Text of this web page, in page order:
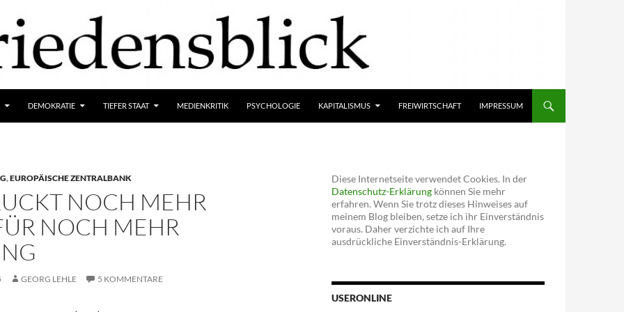
DEMOKRATIE TIEFER STAAT MEDIENKRITIK PSYCHOLOGIE KAPITALISMUS FREIWIRTSCHAFT IMPRESSUM
,EUROPÄISCHE ZENTRALBANK
NOCH MEHR
NOCH MEHR
GEORG LEHLE 5 KOMMENTARE
Diese Internetseite verwendet Cookies. In der
Datenschutz-Erklärung können Sie mehr
erfahren. Wenn Sie trotz dieses Hinweises auf
meinem Blog bleiben, setze ich ihr Einverständnis
voraus. Daher verzichte ich auf Ihre
ausdrückliche Einverständnis-Erklärung.
USERONLINE